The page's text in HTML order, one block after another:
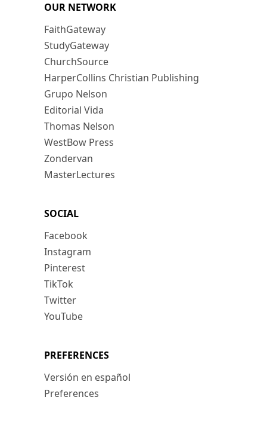
OUR NETWORK
FaithGateway
StudyGateway
ChurchSource
HarperCollins Christian Publishing
Grupo Nelson
Editorial Vida
Thomas Nelson
WestBow Press
Zondervan
MasterLectures
SOCIAL
Facebook
Instagram
Pinterest
TikTok
Twitter
YouTube
PREFERENCES
Versión en español
Preferences